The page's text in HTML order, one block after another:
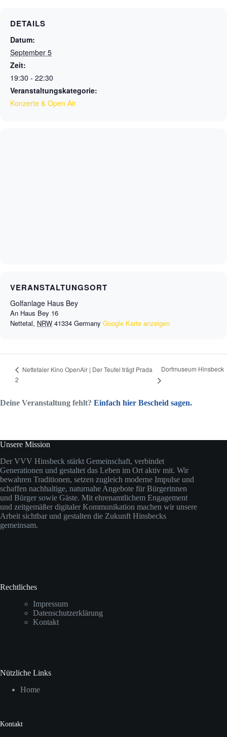
DETAILS
Datum:
September 5
Zeit:
19:30 - 22:30
Veranstaltungskategorie:
Konzerte & Open Air
VERANSTALTUNGSORT
Golfanlage Haus Bey
An Haus Bey 16
Nettetal, NRW 41334 Germany Google Karte anzeigen
Nettetaler Kino OpenAir | Der Teufel trägt Prada
2
Dorfmuseum Hinsbeck
Deine Veranstaltung fehlt? Einfach hier Bescheid sagen.
Unsere Mission
Der VVV Hinsbeck stärkt Gemeinschaft, verbindet
Generationen und gestaltet das Leben im Ort aktiv mit. Wir
bewahren Traditionen, setzen zugleich moderne Impulse und
schaffen nachhaltige, naturnahe Angebote für Bürgerinnen
und Bürger sowie Gäste. Mit ehrenamtlichem Engagement
und zeitgemäßer digitaler Kommunikation machen wir unsere
Arbeit sichtbar und gestalten die Zukunft Hinsbecks
gemeinsam.
Rechtliches
Impressum
Datenschutzerklärung
Kontakt
Nützliche Links
Home
Kontakt